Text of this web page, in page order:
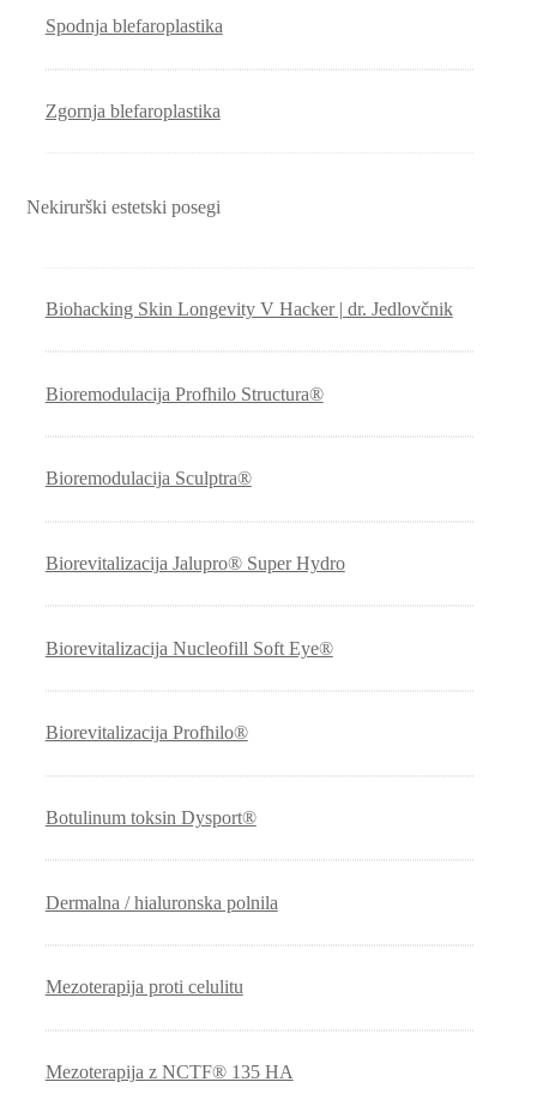
Spodnja blefaroplastika
Zgornja blefaroplastika
Nekirurški estetski posegi
Biohacking Skin Longevity V Hacker | dr. Jedlovčnik
Bioremodulacija Profhilo Structura®
Bioremodulacija Sculptra®
Biorevitalizacija Jalupro® Super Hydro
Biorevitalizacija Nucleofill Soft Eye®
Biorevitalizacija Profhilo®
Botulinum toksin Dysport®
Dermalna / hialuronska polnila
Mezoterapija proti celulitu
Mezoterapija z NCTF® 135 HA